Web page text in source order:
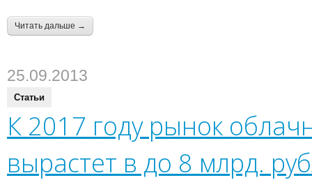
Читать дальше →
25.09.2013
Статьи
К 2017 году рынок
вырастет в до 8 млрд.